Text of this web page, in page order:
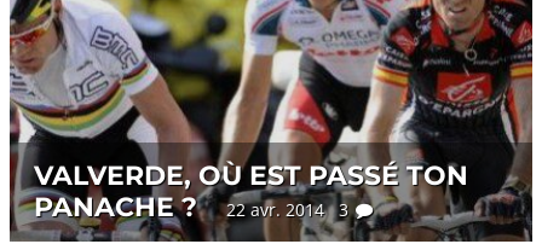
VALVERDE, OÙ EST PASSÉ TON
PANACHE ?
22 avr. 2014 3